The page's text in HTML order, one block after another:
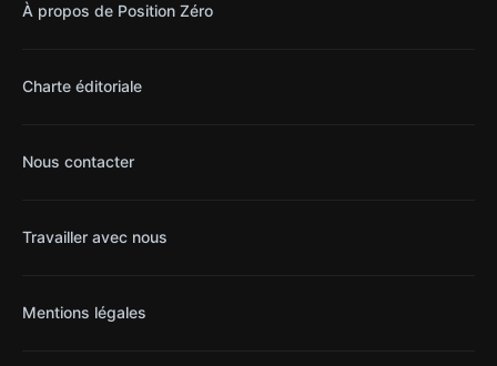
À propos de Position Zéro
Charte éditoriale
Nous contacter
Travailler avec nous
Mentions légales